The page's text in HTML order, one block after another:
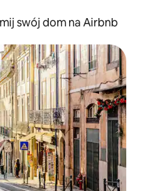
swój dom na Airbnb